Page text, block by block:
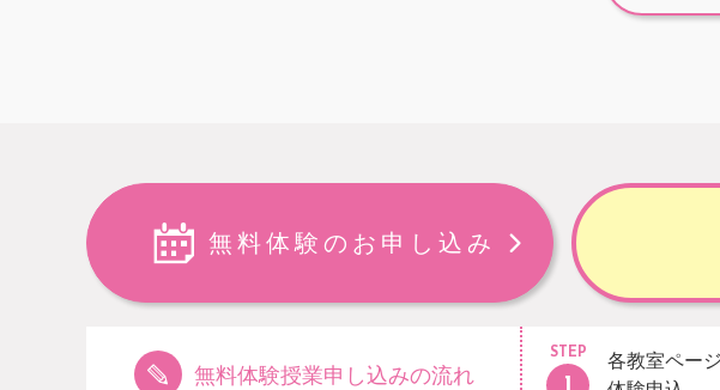
無料体験のお申し込み
無料体験授業申し込みの流れ
STEP
各教室ペー